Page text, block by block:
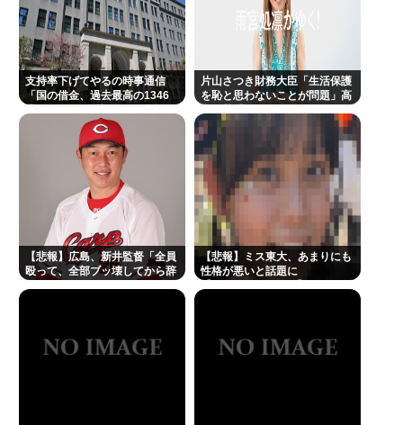
支持率下げてやるの時事通信
「国の借金、過去最高の1346
約1095万円に」
片山さつき財務大臣「生活保護
を恥と思わないことが問題」高
が滅びる」
【悲報】広島、新井監督「全員
殴って、全部ブッ壊してから辞
【悲報】ミス東大、あまりにも
性格が悪いと話題に